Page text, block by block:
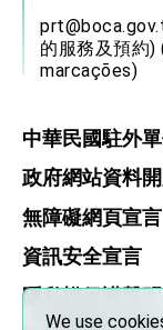
會
命運
變
總
賴總
總統
外交
我國
的服務及預約
marcações)
中華民國駐外
政府網站資料
無障礙網頁宣言
資訊安全宣言
隱私權保護聲明
We use
We use